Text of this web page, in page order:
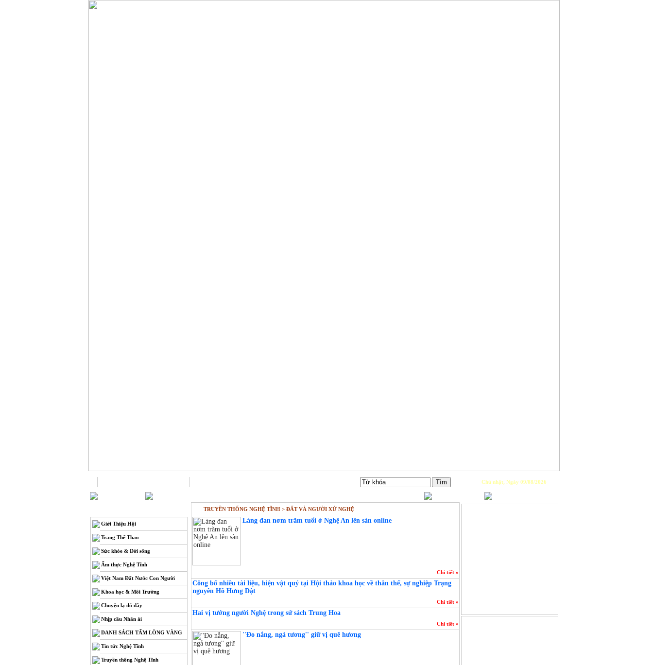
Chủ nhật, Ngày 09/08/2026
Giới Thiệu Hội
Trang Thể Thao
Sức khỏe & Đời sống
Ẩm thực Nghệ Tĩnh
Việt Nam Đất Nước Con Người
Khoa học & Môi Trường
Chuyện lạ đó đây
Nhịp cầu Nhân ái
DANH SÁCH TẤM LÒNG VÀNG
Tin tức Nghệ Tĩnh
Truyền thống Nghệ Tĩnh
TRUYỀN THỐNG NGHỆ TĨNH > ĐẤT VÀ NGƯỜI XỨ NGHỆ
Làng đan nơm trăm tuổi ở Nghệ An lên sàn online
Chi tiết »
Công bố nhiều tài liệu, hiện vật quý tại Hội thảo khoa học về thân thế, sự nghiệp Trạng
nguyên Hồ Hưng Dật
Chi tiết »
Hai vị tướng người Nghệ trong sử sách Trung Hoa
Chi tiết »
''Đo nắng, ngả tương'' giữ vị quê hương